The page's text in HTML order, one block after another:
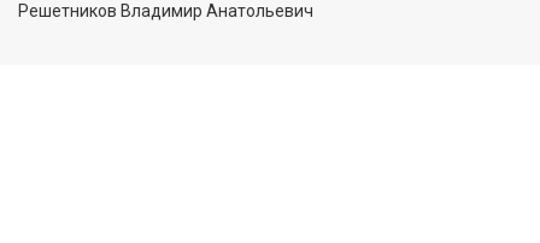
Решетников Владимир Анатольевич